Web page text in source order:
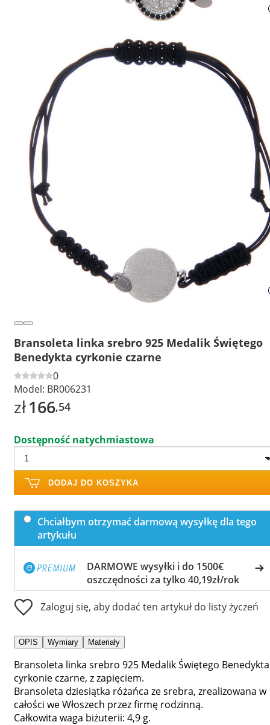
Bransoleta linka srebro 925 Medalik Świętego
Benedykta cyrkonie czarne
0
Model: BR006231
zł166,54
Dostępność natychmiastowa
DODAJ DO KOSZYKA
Chciałbym otrzymać darmową wysyłkę dla tego
artykułu
DARMOWE wysyłki i do 1500€
oszczędności za tylko 40,19zł/rok
Zaloguj się, aby dodać ten artykuł do listy życzeń
OPIS Wymiary Materiały
Bransoleta linka srebro 925 Medalik Świętego Benedykta
cyrkonie czarne, z zapięciem.
Bransoleta dziesiątka różańca ze srebra, zrealizowana w
całości we Włoszech przez firmę rodzinną.
Całkowita waga biżuterii: 4,9 g.